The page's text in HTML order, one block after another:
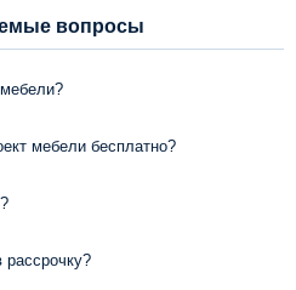
вопросы
мебели?
мебели бесплатно?